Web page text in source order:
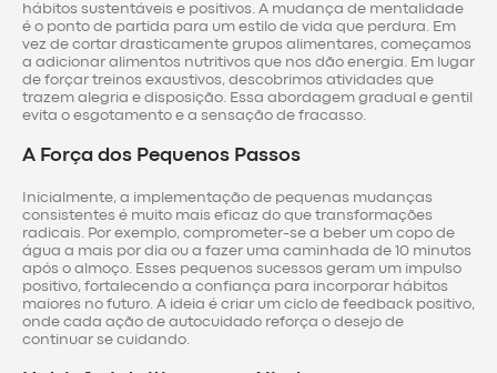
hábitos sustentáveis e positivos. A mudança de mentalidade
é o ponto de partida para um estilo de vida que perdura. Em
vez de cortar drasticamente grupos alimentares, começamos
a adicionar alimentos nutritivos que nos dão energia. Em lugar
de forçar treinos exaustivos, descobrimos atividades que
trazem alegria e disposição. Essa abordagem gradual e gentil
evita o esgotamento e a sensação de fracasso.
A Força dos Pequenos Passos
Inicialmente, a implementação de pequenas mudanças
consistentes é muito mais eficaz do que transformações
radicais. Por exemplo, comprometer-se a beber um copo de
água a mais por dia ou a fazer uma caminhada de 10 minutos
após o almoço. Esses pequenos sucessos geram um impulso
positivo, fortalecendo a confiança para incorporar hábitos
maiores no futuro. A ideia é criar um ciclo de feedback positivo,
onde cada ação de autocuidado reforça o desejo de
continuar se cuidando.